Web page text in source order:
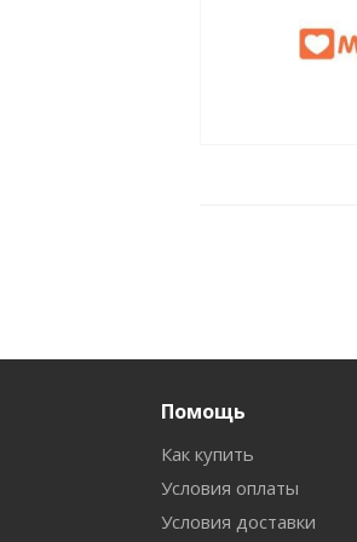
Помощь
Как купить
Условия оплаты
Условия доставки